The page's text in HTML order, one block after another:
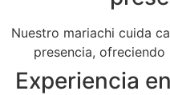
Nuestro mariachi cuida
presencia,
Experiencia